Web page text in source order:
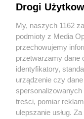
Wydawca mediów
Nie zapomnij
zapoznać się z:
polityką
Twojemiasto
Drogi
My, naszych 1162
podmioty z Media
przechowujemy
przetwarzamy dane
identyfikatory,
urządzenie czy
treści, pomiar
ulepszanie usług.